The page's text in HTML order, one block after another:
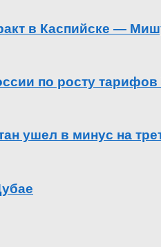
в Каспийске —
по росту
ушел в минус на